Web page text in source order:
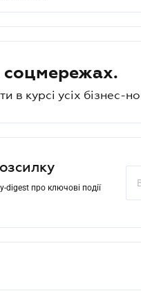
соцмережах.
в курсі усіх бізнес-
digest про ключові події